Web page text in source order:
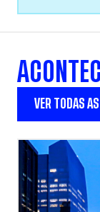
VER TODAS